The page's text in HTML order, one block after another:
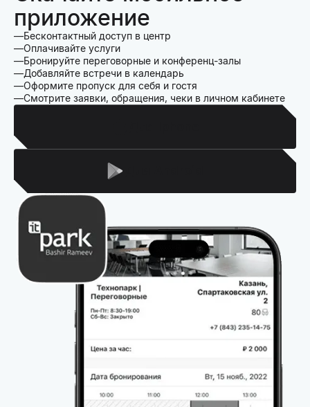
приложение
Бесконтактный доступ в центр
Оплачивайте услуги
Бронируйте переговорные и конференц-залы
Добавляйте встречи в календарь
Оформите пропуск для себя и гостя
Смотрите заявки, обращения, чеки в личном кабинете